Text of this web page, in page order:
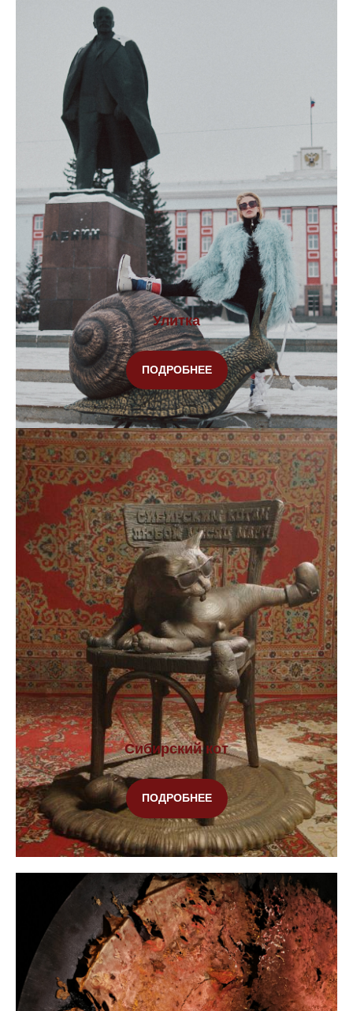
Улитка
ПОДРОБНЕЕ
Сибирский кот
ПОДРОБНЕЕ
Единственные в России с такими
производственными мощностями,
способные реализовать весь цикл
создания объекта
Собственный завод
Надежно упакуем ваш объект и
отправим любой транспортной
компанией
Доставим в любое место